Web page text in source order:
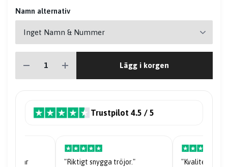
Namn alternativ
Lägg i korgen
Trustpilot 4.5 / 5
är "Riktigt snygga tröjor." "Kvaliteten på